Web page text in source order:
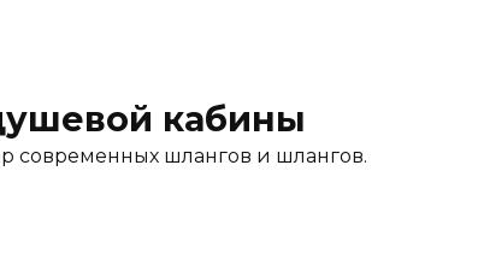
кабины
современных шлангов и шлангов.